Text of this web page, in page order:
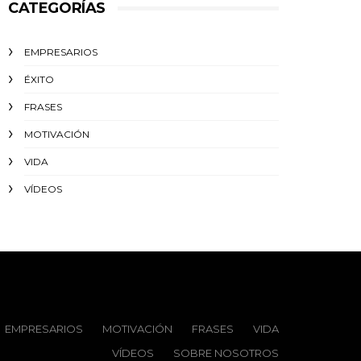
CATEGORÍAS
EMPRESARIOS
ÉXITO‬
FRASES
MOTIVACIÓN
VIDA
VÍDEOS
EMPRESARIOS MOTIVACIÓN FRASES
VIDA
VÍDEOS
SOBRE NOSOTROS